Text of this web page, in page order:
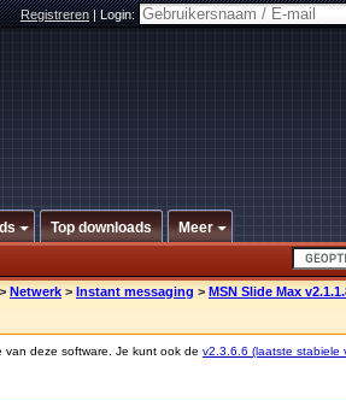
Registreren|Login:
Top downloads Meer
> Netwerk > Instant messaging > MSN Slide Max
van deze software. Je kunt ook de v2.3.6.6 (laatste stabiele